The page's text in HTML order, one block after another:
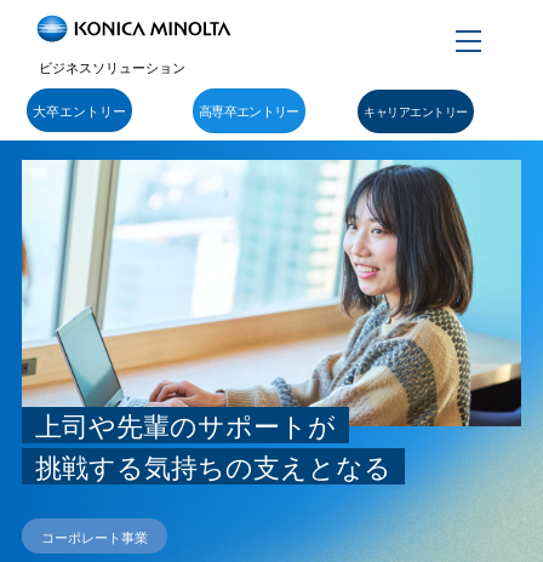
ビジネスソリューション
Menu
大卒エントリー 高専卒エントリー キャリアエントリー
上司や先輩のサポートが
挑戦する気持ちの支えとなる
コーポレート事業